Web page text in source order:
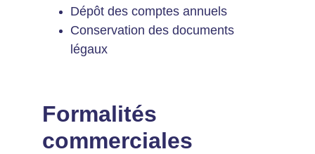
Dépôt des comptes annuels
Conservation des documents
légaux
Formalités
commerciales